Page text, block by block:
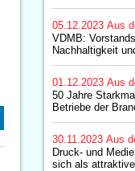
05.12.2023 Aus
VDMB:
Nachhaltigkeit
01.12.2023 Aus
50 Jahre
Betriebe der
30.11.2023 Aus
Druck- und
sich als